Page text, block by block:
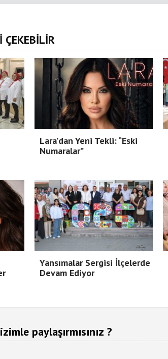
ÇEKEBİLİR
Lara’dan Yeni Tekli: “Eski
Numaralar”
Yansımalar Sergisi İlçelerde
Devam Ediyor
paylaşırmısınız ?